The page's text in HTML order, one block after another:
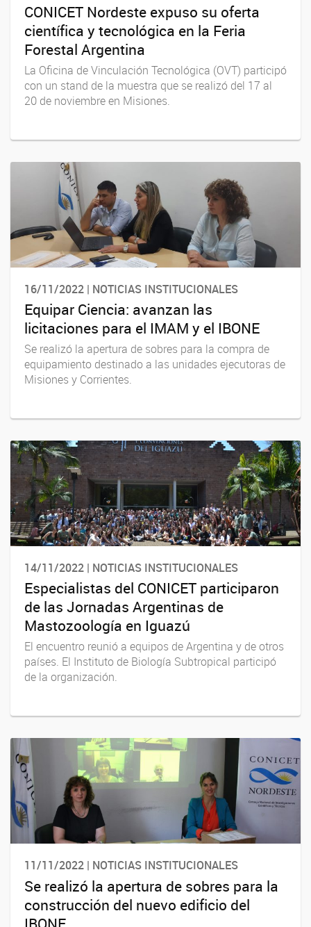
CONICET Nordeste expuso su oferta
científica y tecnológica en la Feria
Forestal Argentina
La Oficina de Vinculación Tecnológica (OVT) participó
con un stand de la muestra que se realizó del 17 al
20 de noviembre en Misiones.
16/11/2022 | NOTICIAS INSTITUCIONALES
Equipar Ciencia: avanzan las
licitaciones para el IMAM y el IBONE
Se realizó la apertura de sobres para la compra de
equipamiento destinado a las unidades ejecutoras de
Misiones y Corrientes.
14/11/2022 | NOTICIAS INSTITUCIONALES
Especialistas del CONICET participaron
de las Jornadas Argentinas de
Mastozoología en Iguazú
El encuentro reunió a equipos de Argentina y de otros
países. El Instituto de Biología Subtropical participó
de la organización.
11/11/2022 | NOTICIAS INSTITUCIONALES
Se realizó la apertura de sobres para la
construcción del nuevo edificio del